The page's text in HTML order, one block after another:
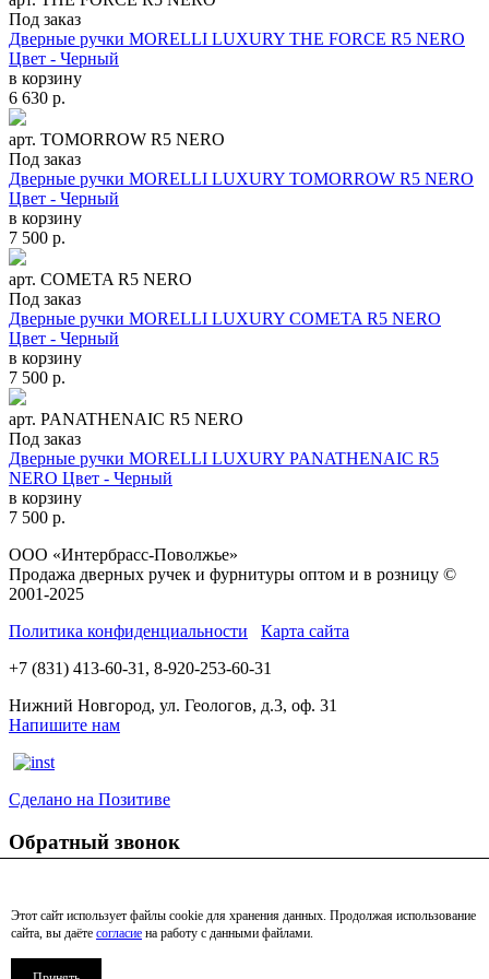
Под заказ
Дверные ручки MORELLI LUXURY THE FORCE R5 NERO
Цвет - Черный
в корзину
6 630 р.
арт. TOMORROW R5 NERO
Под заказ
Дверные ручки MORELLI LUXURY TOMORROW R5 NERO
Цвет - Черный
в корзину
7 500 р.
арт. COMETA R5 NERO
Под заказ
Дверные ручки MORELLI LUXURY COMETA R5 NERO
Цвет - Черный
в корзину
7 500 р.
арт. PANATHENAIC R5 NERO
Под заказ
Дверные ручки MORELLI LUXURY PANATHENAIC R5
NERO Цвет - Черный
в корзину
7 500 р.
ООО «Интербрасс-Поволжье»
Продажа дверных ручек и фурнитуры оптом и в розницу ©
2001-2025
Политика конфиденциальности
Карта сайта
+7 (831) 413-60-31, 8-920-253-60-31
Нижний Новгород, ул. Геологов, д.3, оф. 31
Напишите нам
Сделано на Позитиве
Обратный звонок
Этот сайт использует файлы cookie для хранения данных. Продолжая использование
сайта, вы даёте согласие на работу с данными файлами.